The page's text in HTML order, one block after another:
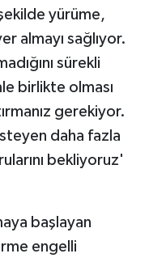
yürüme,
almayı sağlıyor.
sürekli
birlikte olması
gerekiyor.
daha fazla
bekliyoruz'
başlayan
engelli